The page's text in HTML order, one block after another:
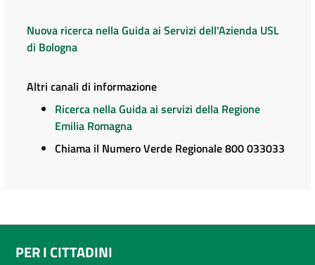
Nuova ricerca nella Guida ai Servizi dell'Azienda USL
di Bologna
Altri canali di informazione
Ricerca nella Guida ai servizi della Regione
Emilia Romagna
Chiama il Numero Verde Regionale 800 033033
PER I CITTADINI